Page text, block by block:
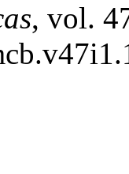
, vol.